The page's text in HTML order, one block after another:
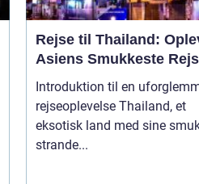
Rejse til Thailand:
Asiens Smukkeste
Introduktion til en
rejseoplevelse Thailand, et
eksotisk land med sine
strande...